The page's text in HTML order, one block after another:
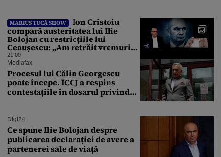
MARIUS TUCĂ SHOW
Ion Cristoiu
compară austeritatea lui Ilie
Bolojan cu restricțiile lui
Ceaușescu: „Am retrăit vremurile
tinereții”
21:00
Mediafax
Procesul lui Călin Georgescu
poate începe. ÎCCJ a respins
contestațiile în dosarul privind
Digi24
Ce spune Ilie Bolojan despre
publicarea declarației de avere a
partenerei sale de viață